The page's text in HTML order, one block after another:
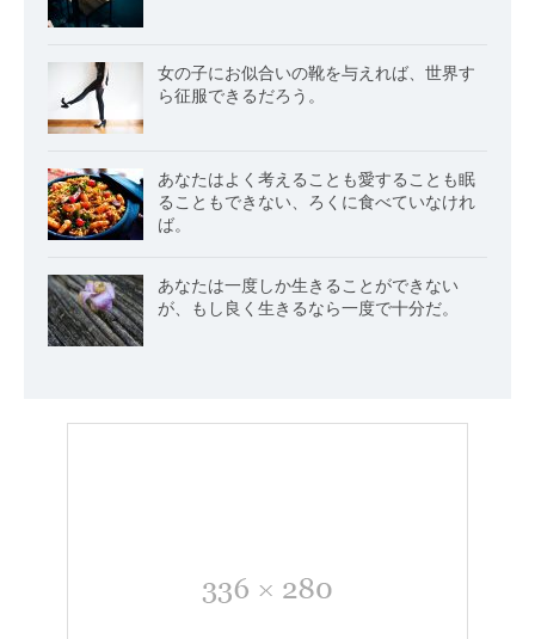
女の子にお似合いの靴を与えれば、世界す
ら征服できるだろう。
あなたはよく考えることも愛することも眠
ることもできない、ろくに食べていなけれ
ば。
あなたは一度しか生きることができない
が、もし良く生きるなら一度で十分だ。